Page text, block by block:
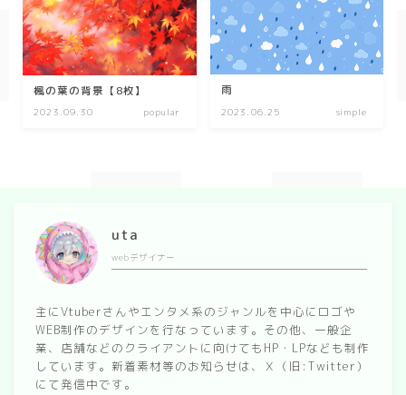
Valentine
Tanabata
Halloween
Christmas
summer
spring
Nature
forest
楓の葉の背景【8枚】
2023.09.30 popular
雨
2023.06.25 simple
uta
webデザイナー
主にVtuberさんやエンタメ系のジャンルを中心にロゴや
WEB制作のデザインを行なっています。その他、一般企
業、店舗などのクライアントに向けてもHP・LPなども制作
しています。新着素材等のお知らせは、Ｘ（旧:Twitter）
にて発信中です。